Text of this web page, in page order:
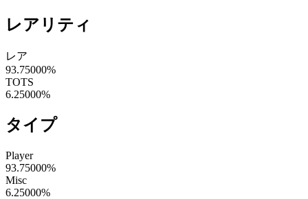
レアリティ
レア
93.75000%
TOTS
6.25000%
タイプ
Player
93.75000%
Misc
6.25000%